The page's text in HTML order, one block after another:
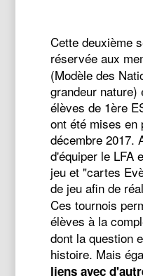
Cette deuxième
réservée aux
(Modèle des
grandeur nature)
élèves de 1ère
ont été mises en
décembre 2017.
d'équiper le LFA
jeu et "cartes
de jeu afin de
Ces tournois
élèves à la
dont la question
histoire. Mais
liens avec